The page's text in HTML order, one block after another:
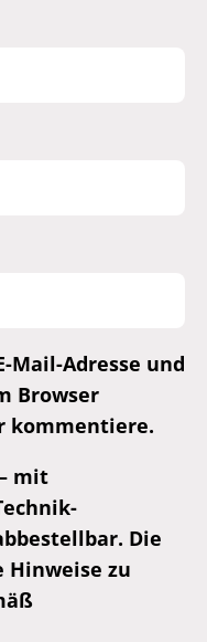
Mail-Adresse und
Browser
kommentiere.
mit
Die
Hinweise zu